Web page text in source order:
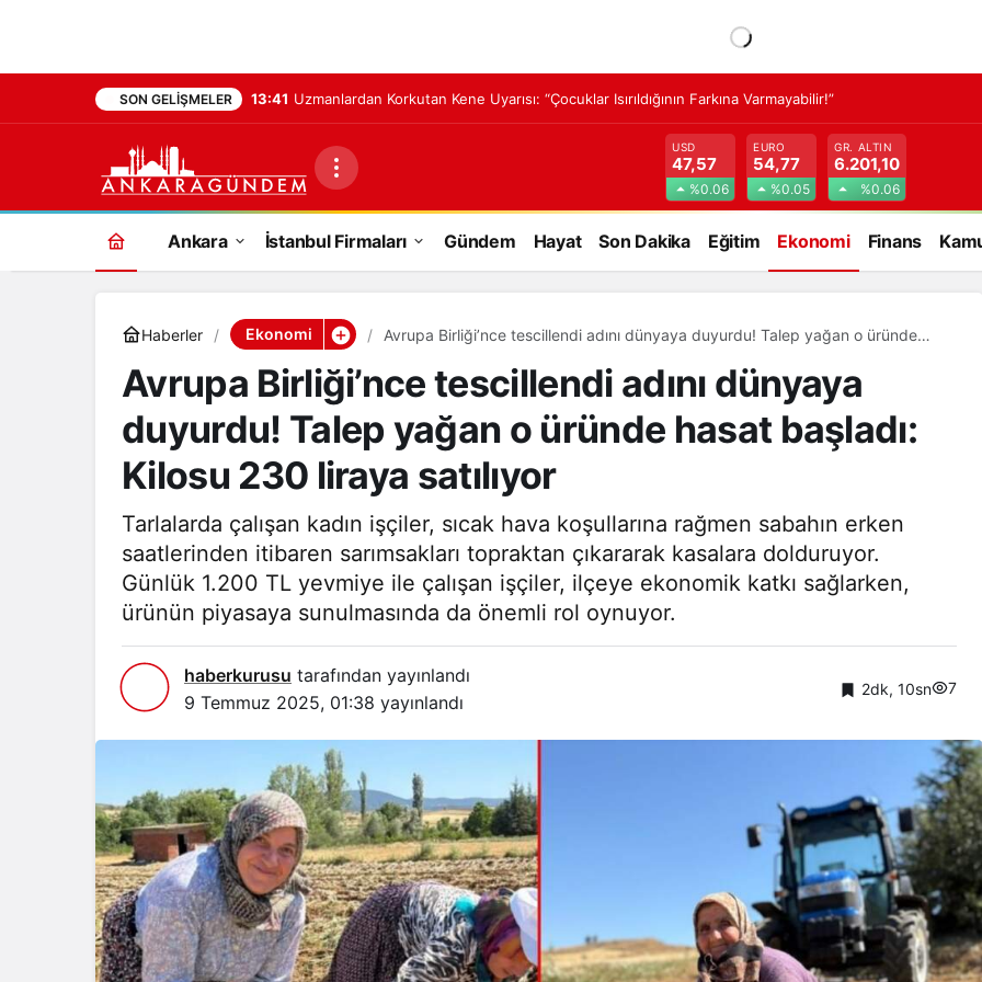
SON GELIŞMELER 13:41 Uzmanlardan Korkutan Kene Uyarısı: “Çocuklar Isırıldığının Farkına Varmayabilir!”
USD
47,57
%0.06
EURO
54,77
%0.05
GR. ALTIN
6.201,10
%0.06
Ankara İstanbul Firmaları Gündem Hayat Son Dakika Eğitim Ekonomi Finans
Haberler Ekonomi
Avrupa Birliği’nce tescillendi adını dünyaya duyurdu! Talep yağan o üründe
Avrupa Birliği’nce tescillendi adını dünyaya
duyurdu! Talep yağan o üründe hasat başladı:
Kilosu 230 liraya satılıyor
Tarlalarda çalışan kadın işçiler, sıcak hava koşullarına rağmen sabahın erken
saatlerinden itibaren sarımsakları topraktan çıkararak kasalara dolduruyor.
Günlük 1.200 TL yevmiye ile çalışan işçiler, ilçeye ekonomik katkı sağlarken,
ürünün piyasaya sunulmasında da önemli rol oynuyor.
haberkurusu tarafından yayınlandı
9 Temmuz 2025, 01:38 yayınlandı
2dk, 10sn 7